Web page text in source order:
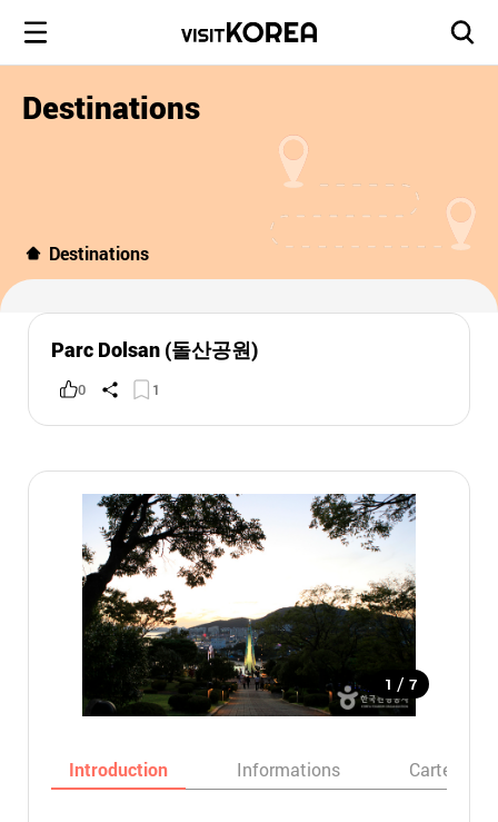
Destinations
Destinations
Parc Dolsan (돌산공원)
0 1
1 / 7
Introduction Informations Carte